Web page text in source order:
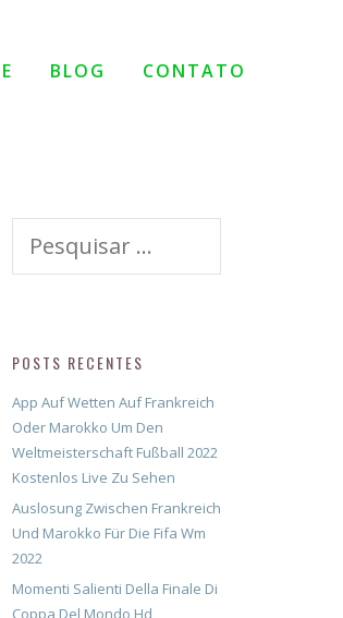
BLOG CONTATO
por:
POSTS RECENTES
App Auf Wetten Auf Frankreich
Oder Marokko Um Den
Weltmeisterschaft Fußball 2022
Kostenlos Live Zu Sehen
Auslosung Zwischen Frankreich
Und Marokko Für Die Fifa Wm
2022
Momenti Salienti Della Finale Di
Coppa Del Mondo Hd